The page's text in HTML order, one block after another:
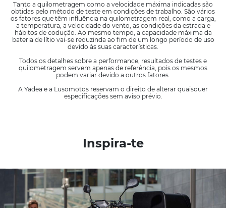
Tanto a quilometragem como a velocidade máxima indicadas são
obtidas pelo método de teste em condições de trabalho. São vários
os fatores que têm influência na quilometragem real, como a carga,
a temperatura, a velocidade do vento, as condições da estrada e
hábitos de codução. Ao mesmo tempo, a capacidade máxima da
bateria de lítio vai-se reduzinda ao fim de um longo período de uso
devido às suas características.
Todos os detalhes sobre a performance, resultados de testes e
quilometragem servem apenas de referência, pois os mesmos
podem variar devido a outros fatores.
A Yadea e a Lusomotos reservam o direito de alterar quaisquer
especificações sem aviso prévio.
Inspira-te